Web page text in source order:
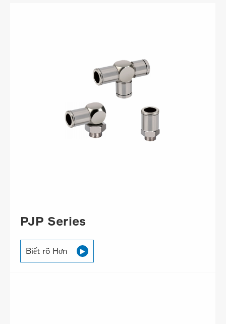
PJP Series
Biết rõ Hơn 